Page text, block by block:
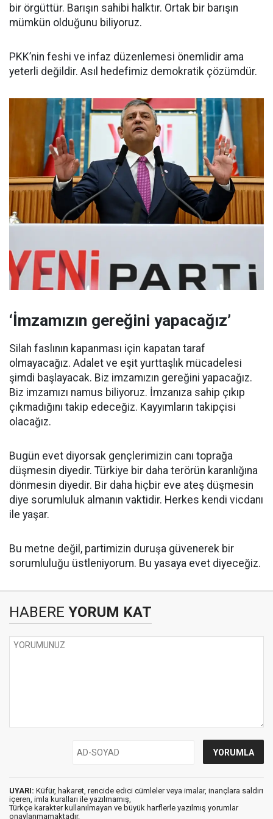
bir örgüttür. Barışın sahibi halktır. Ortak bir barışın
mümkün olduğunu biliyoruz.
PKK’nin feshi ve infaz düzenlemesi önemlidir ama
yeterli değildir. Asıl hedefimiz demokratik çözümdür.
‘İmzamızın gereğini yapacağız’
Silah faslının kapanması için kapatan taraf
olmayacağız. Adalet ve eşit yurttaşlık mücadelesi
şimdi başlayacak. Biz imzamızın gereğini yapacağız.
Biz imzamızı namus biliyoruz. İmzanıza sahip çıkıp
çıkmadığını takip edeceğiz. Kayyımların takipçisi
olacağız.
Bugün evet diyorsak gençlerimizin canı toprağa
düşmesin diyedir. Türkiye bir daha terörün karanlığına
dönmesin diyedir. Bir daha hiçbir eve ateş düşmesin
diye sorumluluk almanın vaktidir. Herkes kendi vicdanı
ile yaşar.
Bu metne değil, partimizin duruşa güvenerek bir
sorumluluğu üstleniyorum. Bu yasaya evet diyeceğiz.
HABERE YORUM KAT
UYARI: Küfür, hakaret, rencide edici cümleler veya imalar, inançlara saldırı
içeren, imla kuralları ile yazılmamış,
Türkçe karakter kullanılmayan ve büyük harflerle yazılmış yorumlar
onaylanmamaktadır.